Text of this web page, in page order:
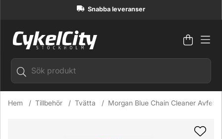
Snabba leveranser
Antal i
.
Hem Tillbehör Tvätta Morgan Blue Chain Cleaner
Produktbilder Morgan Blue Chain Cleaner Avfettningsmedel